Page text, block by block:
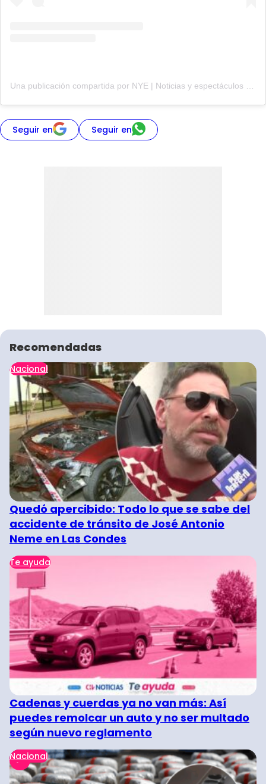
Seguir en Seguir en
Recomendadas
Nacional
Quedó apercibido: Todo lo que se sabe del
accidente de tránsito de José Antonio
Neme en Las Condes
Te ayuda
Cadenas y cuerdas ya no van más: Así
puedes remolcar un auto y no ser multado
según nuevo reglamento
Nacional